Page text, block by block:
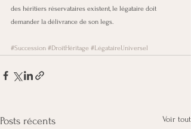
des héritiers réservataires existent, le légataire doit
demander la délivrance de son legs.
#Succession #DroitHéritage #LégataireUniversel
Posts récents Voir tout